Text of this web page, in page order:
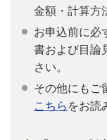
金額・計算方
お申込前に必
書および目論
さい。
その他にもご
こちら をお読